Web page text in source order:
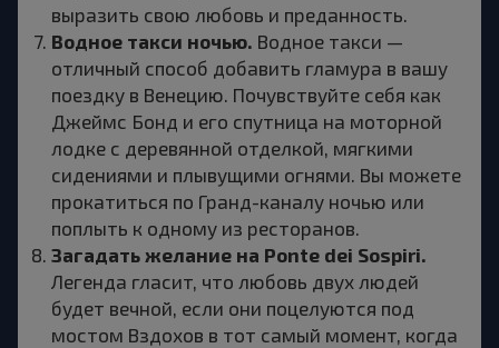
выразить свою любовь и преданность.
Водное такси ночью. Водное такси —
отличный способ добавить гламура в вашу
поездку в Венецию. Почувствуйте себя как
Джеймс Бонд и его спутница на моторной
лодке с деревянной отделкой, мягкими
сидениями и плывущими огнями. Вы можете
прокатиться по Гранд-каналу ночью или
поплыть к одному из ресторанов.
Загадать желание на Ponte dei Sospiri.
Легенда гласит, что любовь двух людей
будет вечной, если они поцелуются под
мостом Вздохов в тот самый момент, когда